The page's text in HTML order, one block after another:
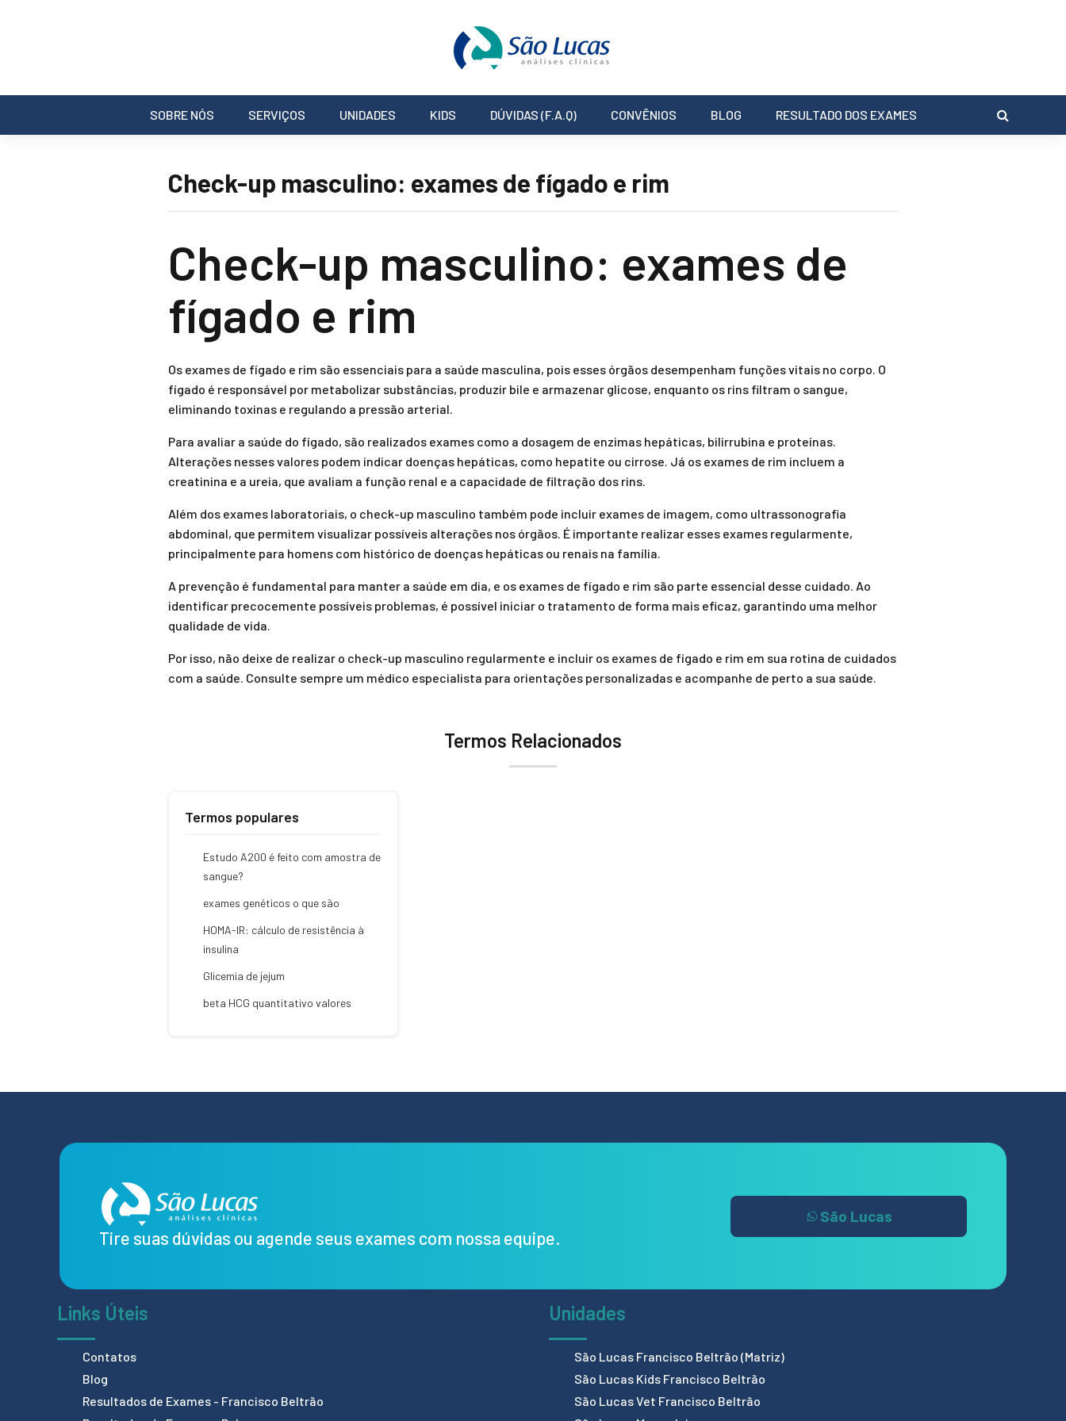
SOBRE NÓS SERVIÇOS UNIDADES KIDS DÚVIDAS (F.A.Q) CONVÊNIOS BLOG RESULTADO DOS EXAMES
Check-up masculino: exames de fígado e rim
Check-up masculino: exames de
fígado e rim
Os exames de fígado e rim são essenciais para a saúde masculina, pois esses órgãos desempenham funções vitais no corpo. O
fígado é responsável por metabolizar substâncias, produzir bile e armazenar glicose, enquanto os rins filtram o sangue,
eliminando toxinas e regulando a pressão arterial.
Para avaliar a saúde do fígado, são realizados exames como a dosagem de enzimas hepáticas, bilirrubina e proteínas.
Alterações nesses valores podem indicar doenças hepáticas, como hepatite ou cirrose. Já os exames de rim incluem a
creatinina e a ureia, que avaliam a função renal e a capacidade de filtração dos rins.
Além dos exames laboratoriais, o check-up masculino também pode incluir exames de imagem, como ultrassonografia
abdominal, que permitem visualizar possíveis alterações nos órgãos. É importante realizar esses exames regularmente,
principalmente para homens com histórico de doenças hepáticas ou renais na família.
A prevenção é fundamental para manter a saúde em dia, e os exames de fígado e rim são parte essencial desse cuidado. Ao
identificar precocemente possíveis problemas, é possível iniciar o tratamento de forma mais eficaz, garantindo uma melhor
qualidade de vida.
Por isso, não deixe de realizar o check-up masculino regularmente e incluir os exames de fígado e rim em sua rotina de cuidados
com a saúde. Consulte sempre um médico especialista para orientações personalizadas e acompanhe de perto a sua saúde.
Termos Relacionados
Termos populares
Estudo A200 é feito com amostra de
sangue?
exames genéticos o que são
HOMA-IR: cálculo de resistência à
insulina
Glicemia de jejum
beta HCG quantitativo valores
Tire suas dúvidas ou agende seus exames com nossa equipe.
São Lucas
Links Úteis
Contatos
Blog
Resultados de Exames - Francisco Beltrão
Unidades
São Lucas Francisco Beltrão (Matriz)
São Lucas Kids Francisco Beltrão
São Lucas Vet Francisco Beltrão